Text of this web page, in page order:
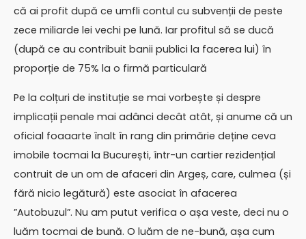
că ai profit după ce umfli contul cu subvenții de peste
zece miliarde lei vechi pe lună. Iar profitul să se ducă
(după ce au contribuit banii publici la facerea lui) în
proporție de 75% la o firmă particulară
Pe la colțuri de instituție se mai vorbește și despre
implicații penale mai adânci decât atât, și anume că un
oficial foaaarte înalt în rang din primărie deține ceva
imobile tocmai la București, într-un cartier rezidențial
contruit de un om de afaceri din Argeș, care, culmea (și
fără nicio legătură) este asociat în afacerea
”Autobuzul”. Nu am putut verifica o așa veste, deci nu o
luăm tocmai de bună. O luăm de ne-bună, așa cum